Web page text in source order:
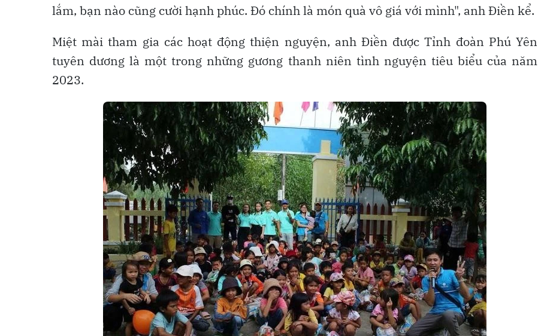
lắm, bạn nào cũng cười hạnh phúc. Đó chính là món quà vô giá với mình", anh Điền kể.
Miệt mài tham gia các hoạt động thiện nguyện, anh Điền được Tỉnh đoàn Phú Yên
tuyên dương là một trong những gương thanh niên tình nguyện tiêu biểu của năm
2023.